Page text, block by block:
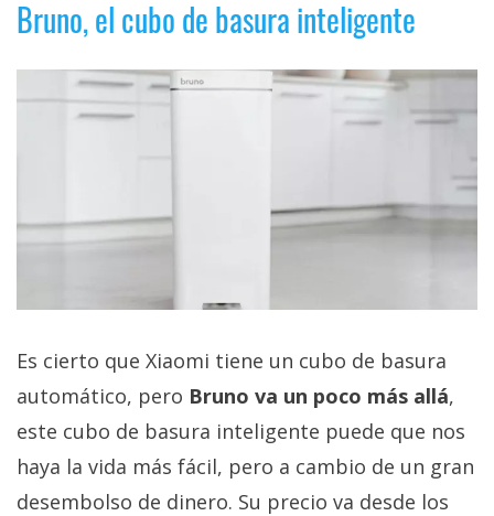
Bruno, el cubo de basura inteligente
Es cierto que Xiaomi tiene un cubo de basura
automático, pero Bruno va un poco más allá,
este cubo de basura inteligente puede que nos
haya la vida más fácil, pero a cambio de un gran
desembolso de dinero. Su precio va desde los